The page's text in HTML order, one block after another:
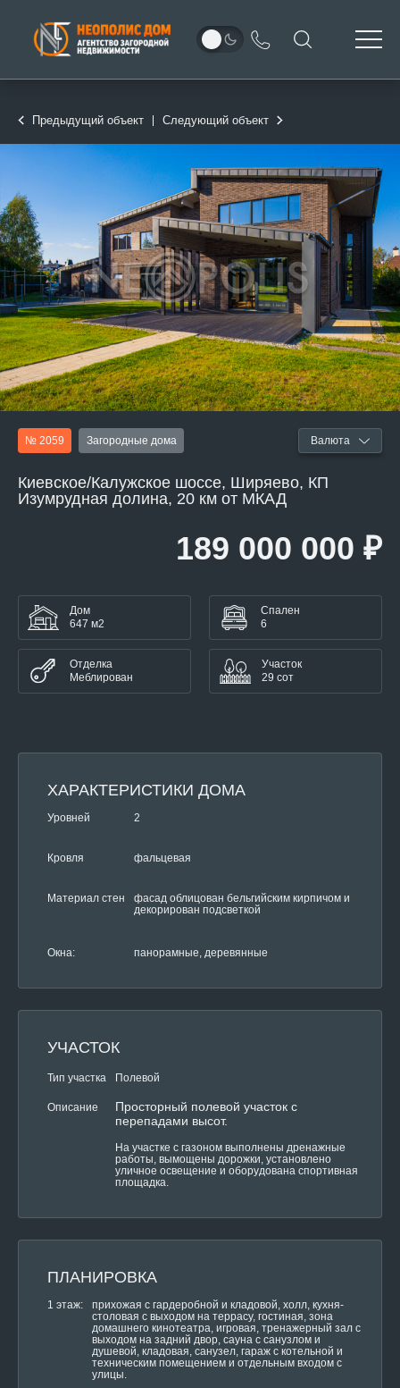
Предыдущий объект Следующий объект
№ 2059 Загородные дома
Киевское/Калужское шоссе, Ширяево, КП
Изумрудная долина, 20 км от МКАД
Валюта
189 000 000 ₽
Дом
647 м2
Спален
6
Отделка
Меблирован
Участок
29 сот
ХАРАКТЕРИСТИКИ ДОМА
Уровней 2
Кровля фальцевая
Материал стен
фасад облицован бельгийским кирпичом и
декорирован подсветкой
Окна: панорамные, деревянные
УЧАСТОК
Тип участка Полевой
Описание
Просторный полевой участок с
перепадами высот.
На участке с газоном выполнены дренажные
работы, вымощены дорожки, установлено
уличное освещение и оборудована спортивная
площадка.
ПЛАНИРОВКА
1 этаж:
прихожая с гардеробной и кладовой, холл, кухня-
столовая с выходом на террасу, гостиная, зона
домашнего кинотеатра, игровая, тренажерный зал с
выходом на задний двор, сауна с санузлом и
душевой, кладовая, санузел, гараж с котельной и
техническим помещением и отдельным входом с
улицы.